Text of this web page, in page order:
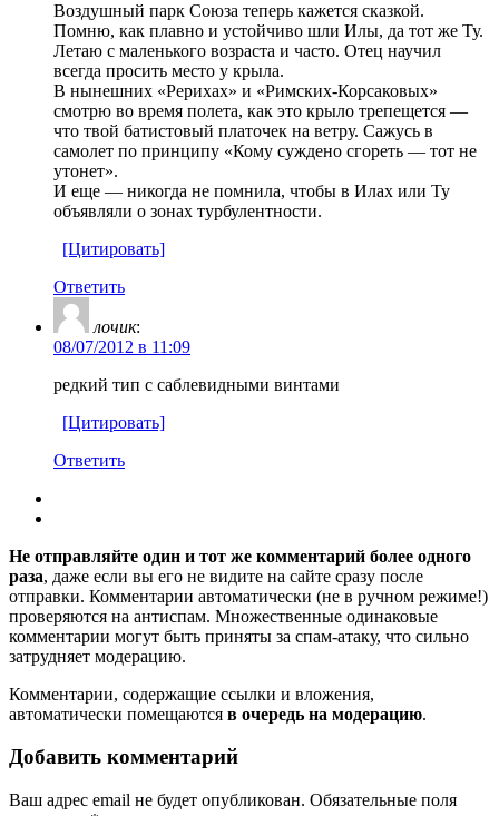
Воздушный парк Союза теперь кажется сказкой.
Помню, как плавно и устойчиво шли Илы, да тот же Ту.
Летаю с маленького возраста и часто. Отец научил
всегда просить место у крыла.
В нынешних «Рерихах» и «Римских-Корсаковых»
смотрю во время полета, как это крыло трепещется —
что твой батистовый платочек на ветру. Сажусь в
самолет по принципу «Кому суждено сгореть — тот не
утонет».
И еще — никогда не помнила, чтобы в Илах или Ту
объявляли о зонах турбулентности.
[Цитировать]
Ответить
лочик:
08/07/2012 в 11:09
редкий тип с саблевидными винтами
[Цитировать]
Ответить
Не отправляйте один и тот же комментарий более одного
раза, даже если вы его не видите на сайте сразу после
отправки. Комментарии автоматически (не в ручном режиме!)
проверяются на антиспам. Множественные одинаковые
комментарии могут быть приняты за спам-атаку, что сильно
затрудняет модерацию.
Комментарии, содержащие ссылки и вложения,
автоматически помещаются в очередь на модерацию.
Добавить комментарий
Ваш адрес email не будет опубликован. Обязательные поля